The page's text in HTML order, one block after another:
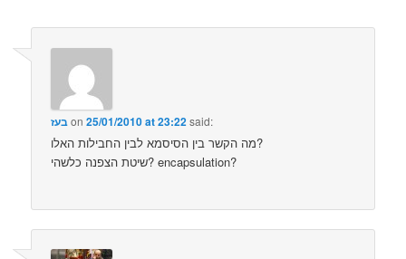
בעזon25/01/2010 at 23:22said:
מה הקשר בין הסיסמא לבין החבילות האלו?
שיטת הצפנה כלשהי? encapsulation?